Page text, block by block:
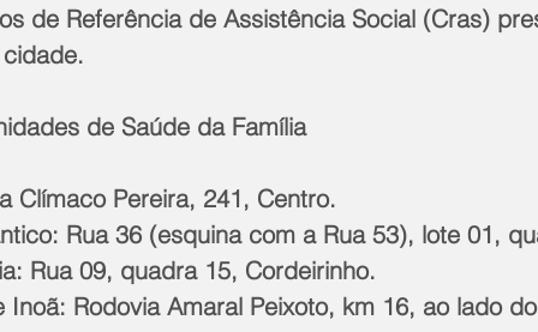
de Referência de Assistência Social (Cras)
de Saúde da Família
Clímaco Pereira, 241, Centro.
Rua 36 (esquina com a Rua 53), lote 01,
Rua 09, quadra 15, Cordeirinho.